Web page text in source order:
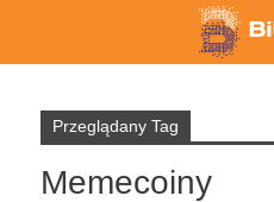
Przeglądany Tag
Memecoiny